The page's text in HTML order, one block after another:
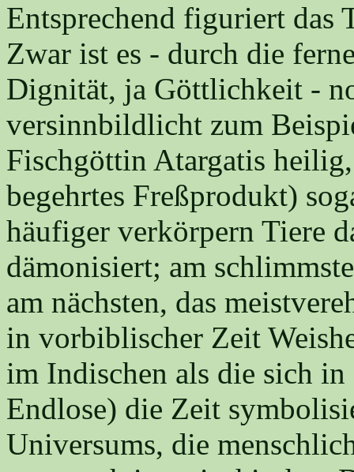
Entsprechend figuriert das
Zwar ist es - durch die
Dignität, ja Göttlichkeit -
versinnbildlicht zum
Fischgöttin Atargatis
begehrtes Freßprodukt)
häufiger verkörpern Tiere
dämonisiert; am
am nächsten, das
in vorbiblischer Zeit
im Indischen als die sich
Endlose) die Zeit
Universums, die